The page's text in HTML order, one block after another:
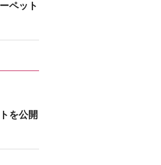
ペット
を公開